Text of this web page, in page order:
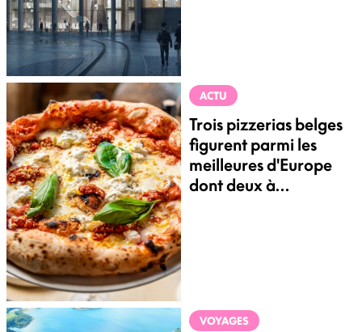
ACTU
Trois pizzerias belges
figurent parmi les
meilleures d'Europe
dont deux à
VOYAGES